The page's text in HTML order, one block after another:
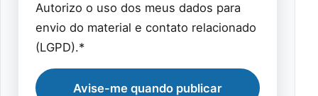
Autorizo o uso dos meus dados para
envio do material e contato relacionado
(LGPD).*
Avise-me quando publicar